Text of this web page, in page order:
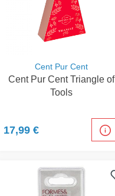
Cent Pur Cent
Cent Pur Cent Triangle of
Tools
17,99 €